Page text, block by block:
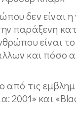
δεν είναι
παράξενη
είναι
και πόσο
από τις
2001» και